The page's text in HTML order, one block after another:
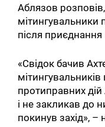
Аблязов
мітингувальники
після
«Свідок бачив
мітингувальників
протиправних
і не закликав до
покинув захід»,